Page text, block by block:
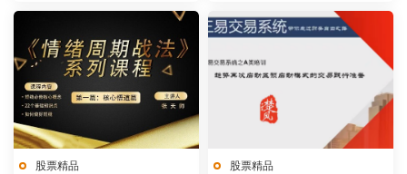
股票精品 股票精品